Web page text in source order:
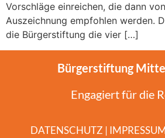
Vorschläge einreichen, die dann
Auszeichnung empfohlen werden.
die Bürgerstiftung die vier […]
Bürgerstiftung
Engagiert für die
DATENSCHUTZ |